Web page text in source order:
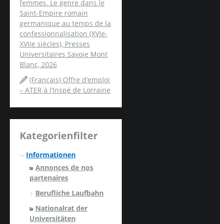
femmes. Le genre dans le
Saint-Empire romain
germanique au temps de la
confessionnalisation (XVIe-
XVIIe siècles), Presses
Universitaires Savoie Mont
Blanc, 2026
(Français) Offre d’emploi
– ATER à l’Inspé de Lorraine
Kategorienfilter
Informationen
Annonces de nos
partenaires
Berufliche Laufbahn
Nationalrat der
Universitäten